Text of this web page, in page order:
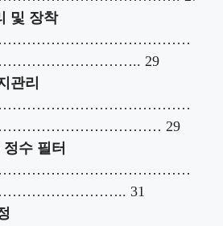
및 장착
29
관리
29
수 필터
31